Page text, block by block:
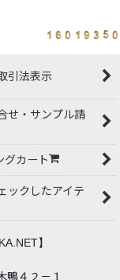
引法表示
せ・サンプル請
グカート
ックしたアイテ
】
鴨４２－１